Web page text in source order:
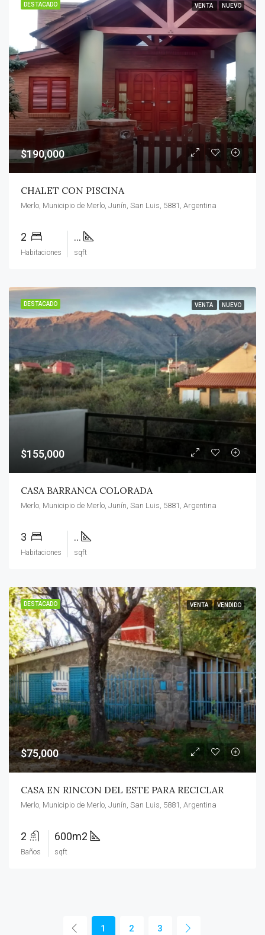
DESTACADO VENTA NUEVO
$190,000
CHALET CON PISCINA
Merlo, Municipio de Merlo, Junín, San Luis, 5881, Argentina
2
Habitaciones
...
sqft
DESTACADO VENTA NUEVO
$155,000
CASA BARRANCA COLORADA
Merlo, Municipio de Merlo, Junín, San Luis, 5881, Argentina
3
Habitaciones
..
sqft
DESTACADO VENTA VENDIDO
$75,000
CASA EN RINCON DEL ESTE PARA RECICLAR
Merlo, Municipio de Merlo, Junín, San Luis, 5881, Argentina
2
Baños
600m2
sqft
1 2 3